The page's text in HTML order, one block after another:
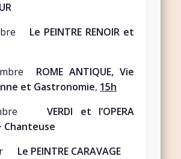
Le PEINTRE RENOIR et
ROME ANTIQUE, Vie
et Gastronomie, 15h
VERDI et l’OPERA
Chanteuse
Le PEINTRE CARAVAGE